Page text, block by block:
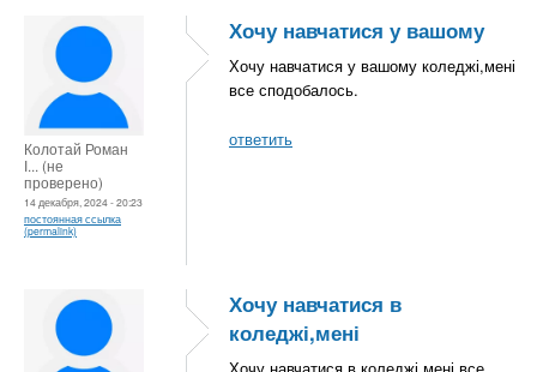
Колотай Роман
І... (не
проверено)
14 декабря, 2024 - 20:23
постоянная ссылка
(permalink)
Хочу навчатися у вашому
Хочу навчатися у вашому коледжі,мені
все сподобалось.
ответить
Хочу навчатися в
коледжі,мені
Хочу навчатися в коледжі,мені все